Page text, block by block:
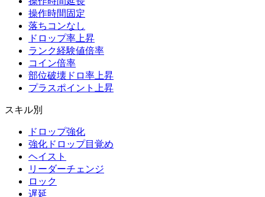
操作時間固定
落ちコンなし
ドロップ率上昇
ランク経験値倍率
コイン倍率
部位破壊ドロ率上昇
プラスポイント上昇
スキル別
ドロップ強化
強化ドロップ目覚め
ヘイスト
リーダーチェンジ
ロック
遅延